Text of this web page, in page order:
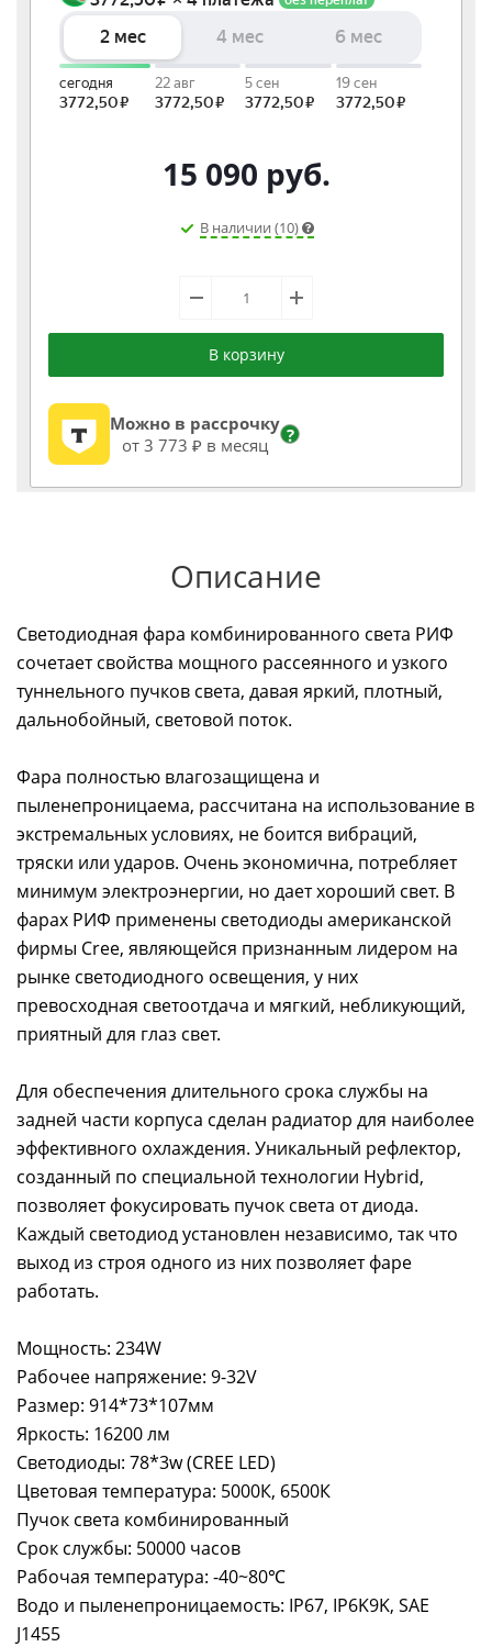
15 090 руб.
В наличии (10)
В корзину
Можно в рассрочку
от 3 773 ₽ в месяц
?
Описание
Светодиодная фара комбинированного света РИФ
сочетает свойства мощного рассеянного и узкого
туннельного пучков света, давая яркий, плотный,
дальнобойный, световой поток.
Фара полностью влагозащищена и
пыленепроницаема, рассчитана на использование в
экстремальных условиях, не боится вибраций,
тряски или ударов. Очень экономична, потребляет
минимум электроэнергии, но дает хороший свет. В
фарах РИФ применены светодиоды американской
фирмы Cree, являющейся признанным лидером на
рынке светодиодного освещения, у них
превосходная светоотдача и мягкий, небликующий,
приятный для глаз свет.
Для обеспечения длительного срока службы на
задней части корпуса сделан радиатор для наиболее
эффективного охлаждения. Уникальный рефлектор,
созданный по специальной технологии Hybrid,
позволяет фокусировать пучок света от диода.
Каждый светодиод установлен независимо, так что
выход из строя одного из них позволяет фаре
работать.
Мощность: 234W
Рабочее напряжение: 9-32V
Размер: 914*73*107мм
Яркость: 16200 лм
Светодиоды: 78*3w (CREE LED)
Цветовая температура: 5000К, 6500К
Пучок света комбинированный
Срок службы: 50000 часов
Рабочая температура: -40~80℃
Водо и пыленепроницаемость: IP67, IP6K9K, SAE
J1455